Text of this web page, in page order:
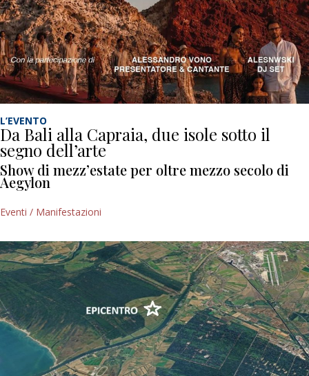
L’EVENTO
Da Bali alla Capraia, due isole sotto il
segno dell’arte
Show di mezz’estate per oltre mezzo secolo di
Aegylon
Eventi / Manifestazioni